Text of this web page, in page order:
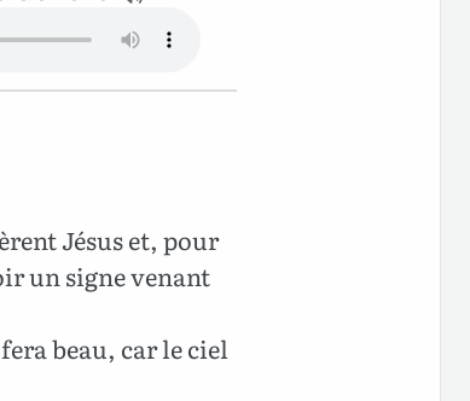
Jésus et, pour
un signe venant
beau, car le ciel